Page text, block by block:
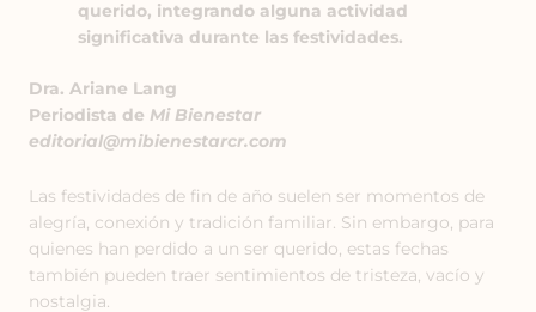
querido, integrando alguna actividad
significativa durante las festividades.
Dra. Ariane Lang
Periodista de Mi Bienestar
editorial@mibienestarcr.com
Las festividades de fin de año suelen ser momentos de
alegría, conexión y tradición familiar. Sin embargo, para
quienes han perdido a un ser querido, estas fechas
también pueden traer sentimientos de tristeza, vacío y
nostalgia.